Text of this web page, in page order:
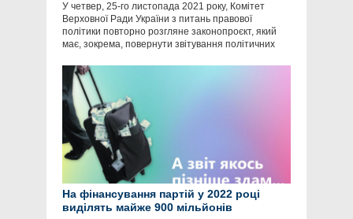
У четвер, 25-го листопада 2021 року, Комітет
Верховної Ради України з питань правової
політики повторно розгляне законопроєкт, який
має, зокрема, повернути звітування політичних
На фінансування партій у 2022 році
виділять майже 900 мільйонів